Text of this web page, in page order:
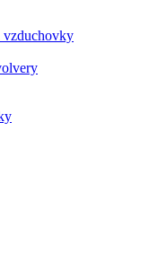
vzduchovky